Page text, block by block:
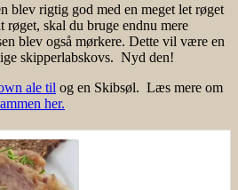
blev rigtig god med en meget let røget
røget, skal du bruge endnu mere
blev også mørkere. Dette vil være en
skipperlabskovs. Nyd den!
ale til og en Skibsøl. Læs mere om
her.